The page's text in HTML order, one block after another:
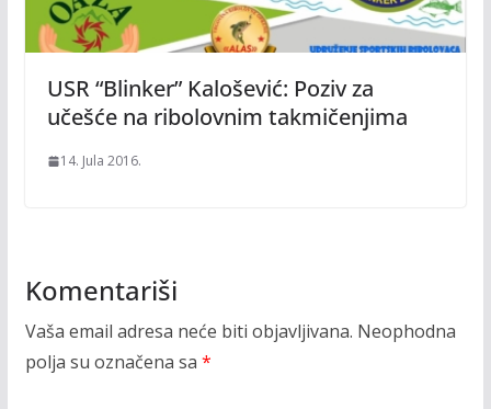
USR “Blinker” Kalošević: Poziv za
učešće na ribolovnim takmičenjima
14. Jula 2016.
Komentariši
Vaša email adresa neće biti objavljivana. Neophodna
polja su označena sa *